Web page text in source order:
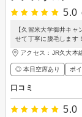
5.0
【久留米大学御井キ
せて丁寧に脱毛します！
アクセス：JR久大本
◎ 本日空席あり ポ
口コミ
5.0